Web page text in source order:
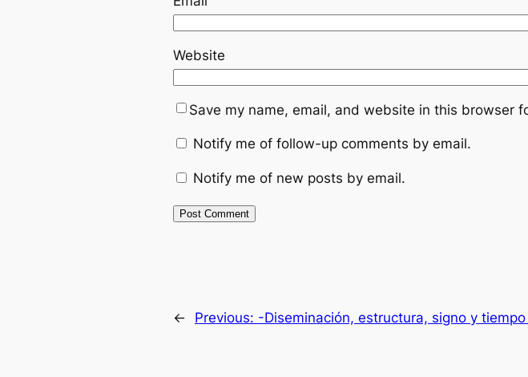
Website
Save my name, email, and website in this browser
Notify me of follow-up comments by email.
Notify me of new posts by email.
← Previous: -Diseminación, estructura, signo y